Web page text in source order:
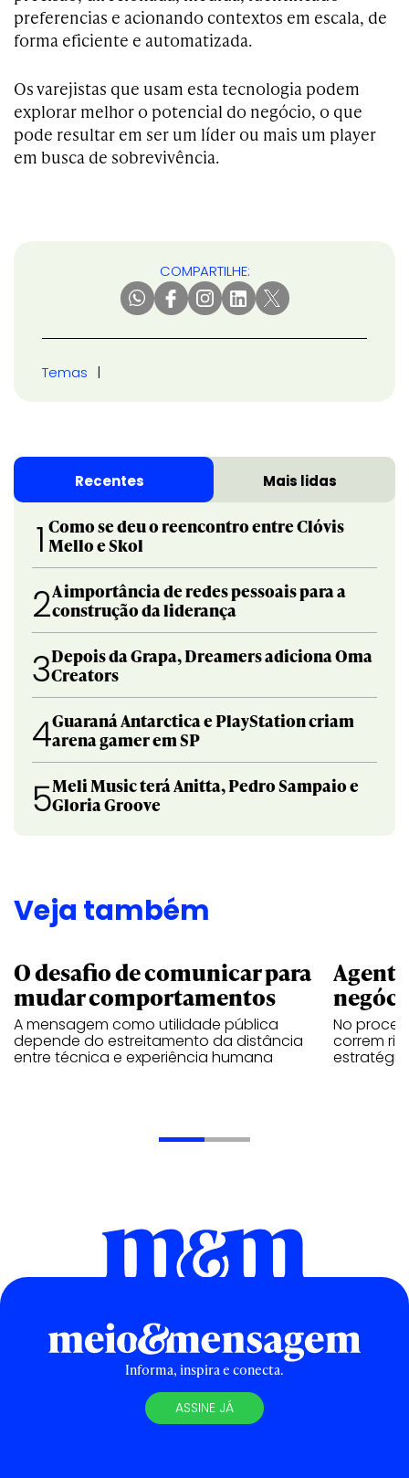
preferencias e acionando contextos em escala, de
forma eficiente e automatizada.
Os varejistas que usam esta tecnologia podem
explorar melhor o potencial do negócio, o que
pode resultar em ser um líder ou mais um player
em busca de sobrevivência.
COMPARTILHE:
Temas
Recentes Mais lidas
1 Como se deu o reencontro entre Clóvis
Mello e Skol
2A importância de redes pessoais para a
construção da liderança
3Depois da Grapa, Dreamers adiciona Oma
Creators
4Guaraná Antarctica e PlayStation criam
arena gamer em SP
5Meli Music terá Anitta, Pedro Sampaio e
Gloria Groove
Veja também
O desafio de comunicar para
mudar comportamentos
A mensagem como utilidade pública
depende do estreitamento da distância
entre técnica e experiência humana
No
correm
Informa, inspira e conecta.
ASSINE JÁ